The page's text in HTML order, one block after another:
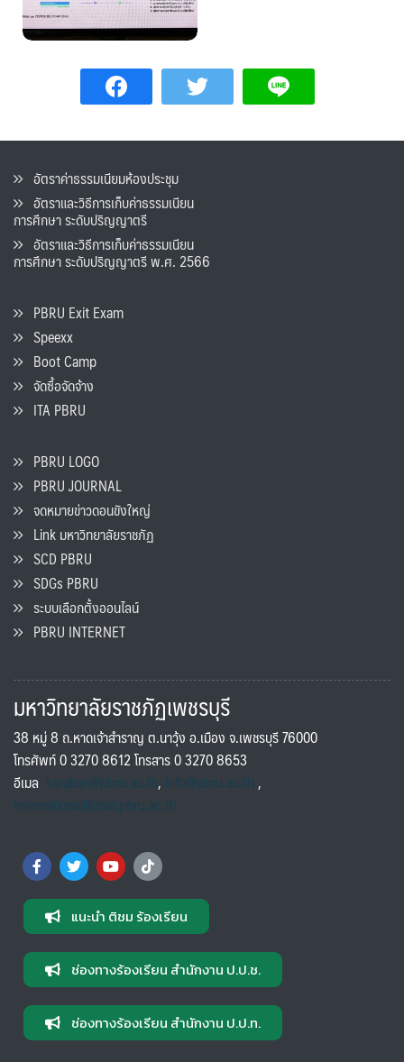
อัตราค่าธรรมเนียมห้องประชุม
อัตราและวิธีการเก็บค่าธรรมเนียน
การศึกษา ระดับปริญญาตรี
อัตราและวิธีการเก็บค่าธรรมเนียน
การศึกษา ระดับปริญญาตรี พ.ศ. 2566
PBRU Exit Exam
Speexx
Boot Camp
จัดซื้อจัดจ้าง
ITA PBRU
PBRU LOGO
PBRU JOURNAL
จดหมายข่าวดอนขังใหญ่
Link มหาวิทยาลัยราชภัฏ
SCD PBRU
SDGs PBRU
ระบบเลือกตั้งออนไลน์
PBRU INTERNET
มหาวิทยาลัยราชภัฏเพชรบุรี
38 หมู่ 8 ถ.หาดเจ้าสำราญ ต.นาวุ้ง อ.เมือง จ.เพชรบุรี 76000
โทรศัพท์ 0 3270 8612 โทรสาร 0 3270 8653
อีเมล saraban@pbru.ac.th, info@pbru.ac.th,
international@mail.pbru.ac.th
แนะนำ ติชม ร้องเรียน
ช่องทางร้องเรียน สำนักงาน ป.ป.ช.
ช่องทางร้องเรียน สำนักงาน ป.ป.ท.